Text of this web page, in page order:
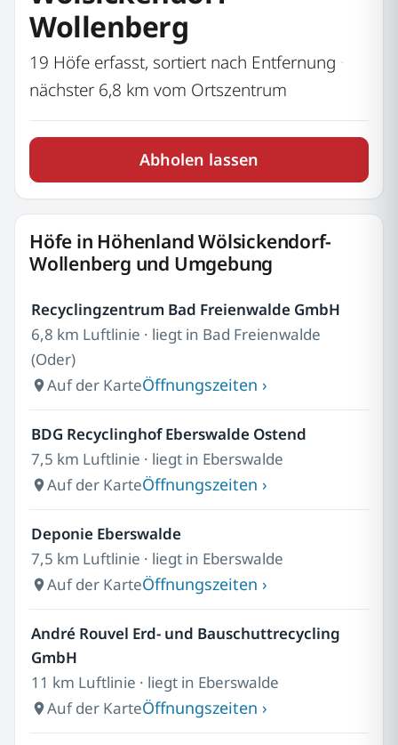
Wollenberg
19 Höfe erfasst, sortiert nach Entfernung ·
nächster 6,8 km vom Ortszentrum
Abholen lassen
Höfe in Höhenland Wölsickendorf-
Wollenberg und Umgebung
Recyclingzentrum Bad Freienwalde GmbH
6,8 km Luftlinie · liegt in Bad Freienwalde
(Oder)
Auf der KarteÖffnungszeiten ›
BDG Recyclinghof Eberswalde Ostend
7,5 km Luftlinie · liegt in Eberswalde
Auf der KarteÖffnungszeiten ›
Deponie Eberswalde
7,5 km Luftlinie · liegt in Eberswalde
Auf der KarteÖffnungszeiten ›
André Rouvel Erd- und Bauschuttrecycling
GmbH
11 km Luftlinie · liegt in Eberswalde
Auf der KarteÖffnungszeiten ›